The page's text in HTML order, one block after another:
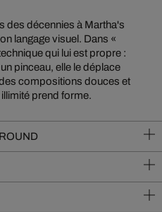
des décennies à Martha's
langage visuel. Dans «
qui lui est propre :
pinceau, elle le déplace
compositions douces et
prend forme.